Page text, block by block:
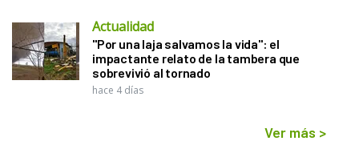
Actualidad
"Por una laja salvamos la vida": el
impactante relato de la tambera que
sobrevivió al tornado
hace 4 días
Ver más >